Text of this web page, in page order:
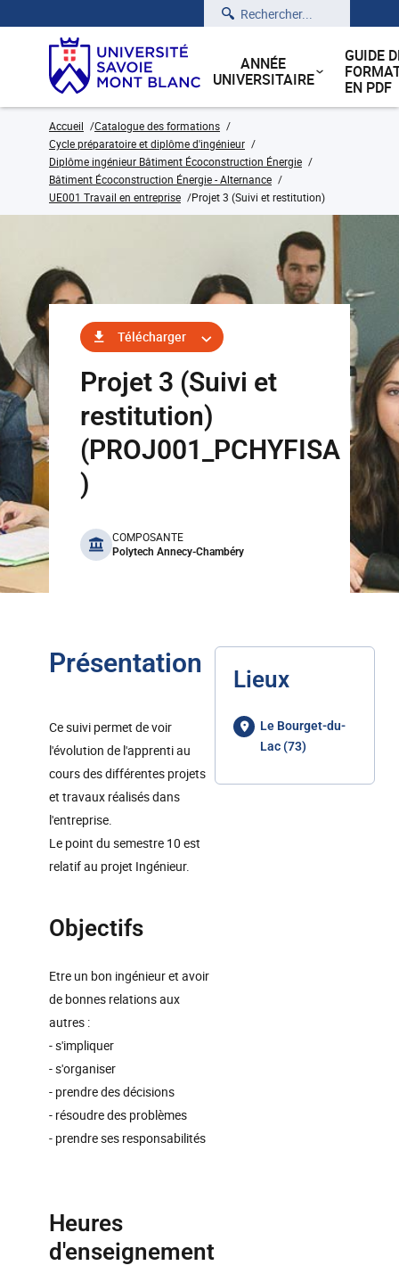
Rechercher
ANNÉE
UNIVERSITAIRE
GUIDE
EN PDF
Accueil
Catalogue des formations
Cycle préparatoire et diplôme d'ingénieur
Diplôme ingénieur Bâtiment Écoconstruction Énergie
Bâtiment Écoconstruction Énergie - Alternance
UE001 Travail en entreprise
Projet 3 (Suivi et restitution)
Télécharger
Projet 3 (Suivi et
restitution)
(PROJ001_PCHYFISA
)
benefits
COMPOSANTE
Polytech Annecy-Chambéry
Présentation
Ce suivi permet de voir
l'évolution de l'apprenti au
cours des différentes projets
et travaux réalisés dans
l'entreprise.
Le point du semestre 10 est
relatif au projet Ingénieur.
Objectifs
Etre un bon ingénieur et avoir
de bonnes relations aux
autres :
- s'impliquer
- s'organiser
- prendre des décisions
- résoudre des problèmes
- prendre ses responsabilités
Heures
d'enseignement
Lieux
Le Bourget-du-
Lac (73)